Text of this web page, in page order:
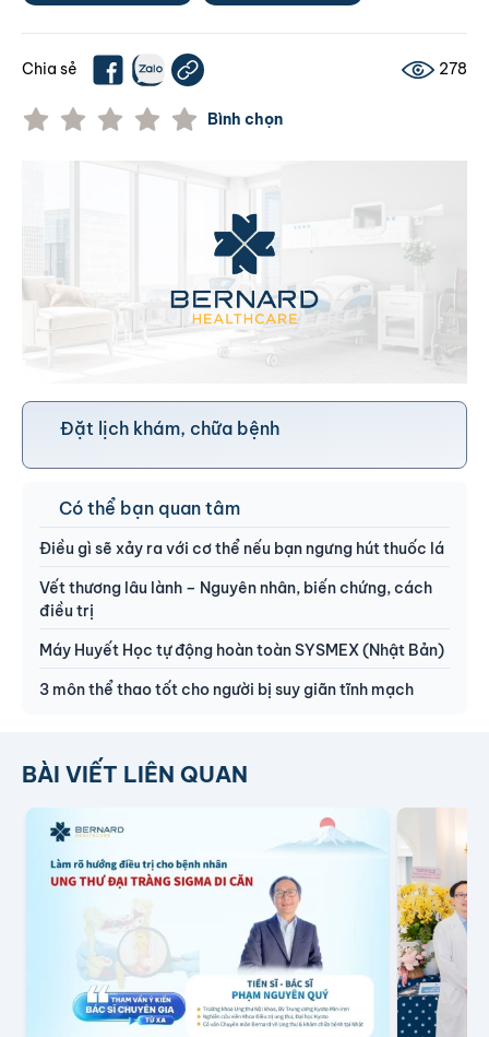
Chia sẻ 278
Bình chọn
Đặt lịch khám, chữa bệnh
Có thể bạn quan tâm
Điều gì sẽ xảy ra với cơ thể nếu bạn ngưng hút thuốc lá
Vết thương lâu lành – Nguyên nhân, biến chứng, cách
điều trị
Máy Huyết Học tự động hoàn toàn SYSMEX (Nhật Bản)
3 môn thể thao tốt cho người bị suy giãn tĩnh mạch
BÀI VIẾT LIÊN QUAN